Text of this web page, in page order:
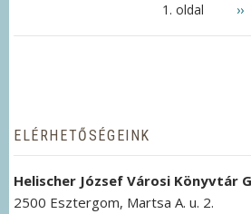
1. oldal ››
ELÉRHETŐSÉGEINK
Helischer József Városi Könyvtár
2500 Esztergom, Martsa A. u. 2.